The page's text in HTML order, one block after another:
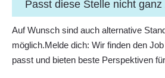
Passt diese Stelle nicht ganz
Auf Wunsch sind auch alternative
möglich.Melde dich: Wir finden den
passt und bieten beste Perspektiven